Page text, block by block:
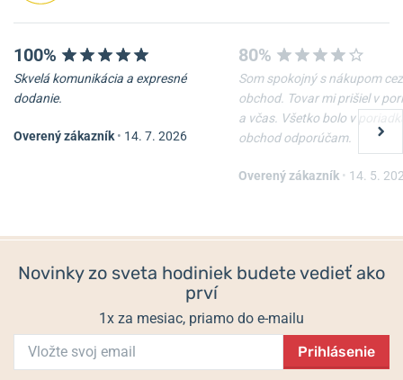
Remienok Hirsch Liberty -
Oceľový ťah Wenger
100%
Skvelá komunikácia a expresné
dodanie.
Overený zákazník • 14. 7. 2026
80%
Som spokojný s nákupom cez
obchod. Tovar mi prišiel v
a včas. Všetko bolo v
obchod odporúčam.
Overený zákazník • 14. 5.
Novinky zo sveta hodiniek budete vedieť ako
prví
1x za mesiac, priamo do e-mailu
Prihlásenie